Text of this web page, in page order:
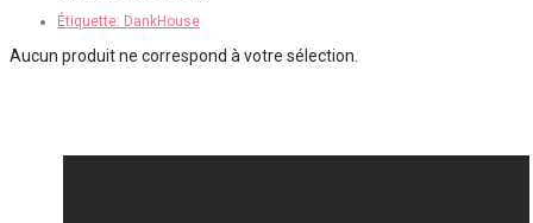
Étiquette: DankHouse
Aucun produit ne correspond à votre sélection.